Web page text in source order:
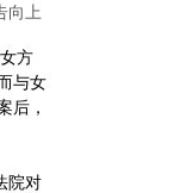
向上
方
与女
后，
院对